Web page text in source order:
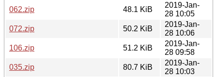
062.zip
48.1 KiB
2019-Jan-
28 10:05
072.zip
50.2 KiB
2019-Jan-
28 10:06
106.zip
51.2 KiB
2019-Jan-
28 09:58
035.zip
80.7 KiB
2019-Jan-
28 10:03